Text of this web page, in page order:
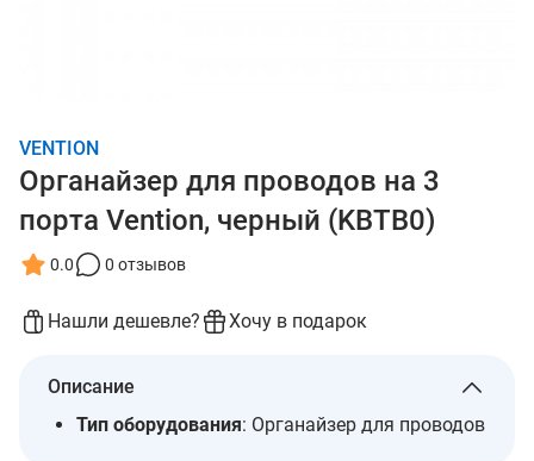
VENTION
Органайзер для проводов на 3
порта Vention, черный (KBTB0)
0.0 0 отзывов
Нашли дешевле? Хочу в подарок
Описание
Тип оборудования: Органайзер для проводов